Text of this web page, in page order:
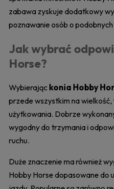
zabawa zyskuje dodatkowy
poznawanie osób o
Jak wybrać
Horse?
Wybierając konia Hobby
przede wszystkim na
użytkowania. Dobrze
wygodny do trzymania i
ruchu.
Duże znaczenie ma również
Hobby Horse dopasowane do